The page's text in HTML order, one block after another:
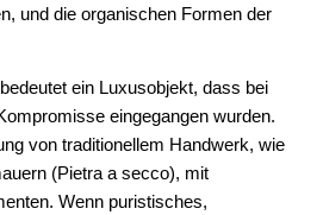
und die organischen Formen der
bedeutet ein Luxusobjekt, dass bei
eingegangen wurden.
von traditionellem Handwerk, wie
(Pietra a secco), mit
Wenn puristisches,